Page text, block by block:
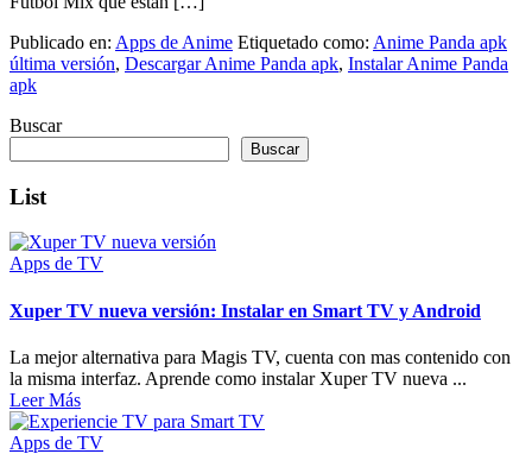
Publicado en: Apps de Anime Etiquetado como: Anime Panda apk
última versión, Descargar Anime Panda apk, Instalar Anime Panda
apk
Buscar
Buscar
List
Apps de TV
Xuper TV nueva versión: Instalar en Smart TV y Android
La mejor alternativa para Magis TV, cuenta con mas contenido con
la misma interfaz. Aprende como instalar Xuper TV nueva ...
Leer Más
Apps de TV